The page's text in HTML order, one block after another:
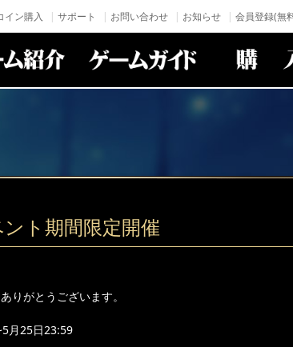
イン購入 サポート お問い合わせ お知らせ 会員登録(無
ト期間限定開催
りがとうございます。
月25日23:59